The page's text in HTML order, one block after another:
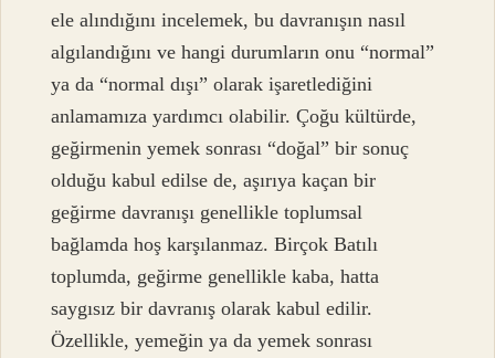
ele alındığını incelemek, bu davranışın nasıl
algılandığını ve hangi durumların onu “normal”
ya da “normal dışı” olarak işaretlediğini
anlamamıza yardımcı olabilir. Çoğu kültürde,
geğirmenin yemek sonrası “doğal” bir sonuç
olduğu kabul edilse de, aşırıya kaçan bir
geğirme davranışı genellikle toplumsal
bağlamda hoş karşılanmaz. Birçok Batılı
toplumda, geğirme genellikle kaba, hatta
saygısız bir davranış olarak kabul edilir.
Özellikle, yemeğin ya da yemek sonrası